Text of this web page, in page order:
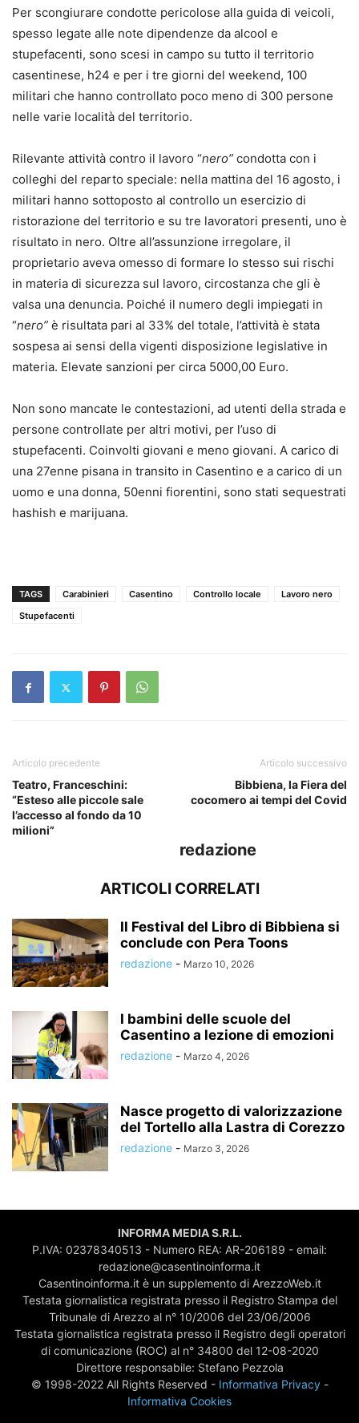
Per scongiurare condotte pericolose alla guida di veicoli,
spesso legate alle note dipendenze da alcool e
stupefacenti, sono scesi in campo su tutto il territorio
casentinese, h24 e per i tre giorni del weekend, 100
militari che hanno controllato poco meno di 300 persone
nelle varie località del territorio.
Rilevante attività contro il lavoro “nero” condotta con i
colleghi del reparto speciale: nella mattina del 16 agosto, i
militari hanno sottoposto al controllo un esercizio di
ristorazione del territorio e su tre lavoratori presenti, uno è
risultato in nero. Oltre all’assunzione irregolare, il
proprietario aveva omesso di formare lo stesso sui rischi
in materia di sicurezza sul lavoro, circostanza che gli è
valsa una denuncia. Poiché il numero degli impiegati in
“nero” è risultata pari al 33% del totale, l’attività è stata
sospesa ai sensi della vigenti disposizione legislative in
materia. Elevate sanzioni per circa 5000,00 Euro.
Non sono mancate le contestazioni, ad utenti della strada e
persone controllate per altri motivi, per l’uso di
stupefacenti. Coinvolti giovani e meno giovani. A carico di
una 27enne pisana in transito in Casentino e a carico di un
uomo e una donna, 50enni fiorentini, sono stati sequestrati
hashish e marijuana.
TAGS Carabinieri Casentino Controllo locale
Lavoro nero
Stupefacenti
Articolo precedente
Teatro, Franceschini:
“Esteso alle piccole sale
l’accesso al fondo da 10
milioni”
Articolo successivo
Bibbiena, la Fiera del
cocomero ai tempi del Covid
redazione
ARTICOLI CORRELATI
Il Festival del Libro di Bibbiena si
conclude con Pera Toons
redazione - Marzo 10, 2026
I bambini delle scuole del
Casentino a lezione di emozioni
redazione - Marzo 4, 2026
Nasce progetto di valorizzazione
del Tortello alla Lastra di Corezzo
redazione - Marzo 3, 2026
INFORMA MEDIA S.R.L.
P.IVA: 02378340513 - Numero REA: AR-206189 - email:
redazione@casentinoinforma.it
Casentinoinforma.it è un supplemento di ArezzoWeb.it
Testata giornalistica registrata presso il Registro Stampa del
Tribunale di Arezzo al n° 10/2006 del 23/06/2006
Testata giornalistica registrata presso il Registro degli operatori
di comunicazione (ROC) al n° 34800 del 12-08-2020
Direttore responsabile: Stefano Pezzola
© 1998-2022 All Rights Reserved - Informativa Privacy-
Informativa Cookies